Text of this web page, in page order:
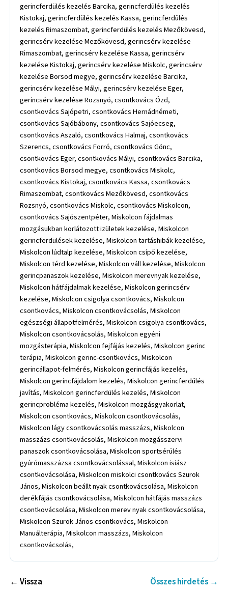
gerincferdülés kezelés Barcika, gerincferdülés kezelés
Kistokaj, gerincferdülés kezelés Kassa, gerincferdülés
kezelés Rimaszombat, gerincferdülés kezelés Mezőkövesd,
gerincsérv kezelése Mezőkövesd, gerincsérv kezelése
Rimaszombat, gerincsérv kezelése Kassa, gerincsérv
kezelése Kistokaj, gerincsérv kezelése Miskolc, gerincsérv
kezelése Borsod megye, gerincsérv kezelése Barcika,
gerincsérv kezelése Mályi, gerincsérv kezelése Eger,
gerincsérv kezelése Rozsnyó, csontkovács Ózd,
csontkovács Sajópetri, csontkovács Hernádnémeti,
csontkovács Sajóbábony, csontkovács Sajóecseg,
csontkovács Aszaló, csontkovács Halmaj, csontkovács
Szerencs, csontkovács Forró, csontkovács Gönc,
csontkovács Eger, csontkovács Mályi, csontkovács Barcika,
csontkovács Borsod megye, csontkovács Miskolc,
csontkovács Kistokaj, csontkovács Kassa, csontkovács
Rimaszombat, csontkovács Mezőkövesd, csontkovács
Rozsnyó, csontkovács Miskolc, csontkovács Miskolcon,
csontkovács Sajószentpéter, Miskolcon fájdalmas
mozgásukban korlátozott izületek kezelése, Miskolcon
gerincferdülések kezelése, Miskolcon tartáshibák kezelése,
Miskolcon lúdtalp kezelése, Miskolcon csípő kezelése,
Miskolcon térd kezelése, Miskolcon váll kezelése, Miskolcon
gerincpanaszok kezelése, Miskolcon merevnyak kezelése,
Miskolcon hátfájdalmak kezelése, Miskolcon gerincsérv
kezelése, Miskolcon csigolya csontkovács, Miskolcon
csontkovács, Miskolcon csontkovácsolás, Miskolcon
egészségi állapotfelmérés, Miskolcon csigolya csontkovács,
Miskolcon csontkovácsolás, Miskolcon egyéni
mozgásterápia, Miskolcon fejfájás kezelés, Miskolcon gerinc
terápia, Miskolcon gerinc-csontkovács, Miskolcon
gerincállapot-felmérés, Miskolcon gerincfájás kezelés,
Miskolcon gerincfájdalom kezelés, Miskolcon gerincferdülés
javítás, Miskolcon gerincferdülés kezelés, Miskolcon
gerincprobléma kezelés, Miskolcon mozgásgyakorlat,
Miskolcon csontkovács, Miskolcon csontkovácsolás,
Miskolcon lágy csontkovácsolás masszázs, Miskolcon
masszázs csontkovácsolás, Miskolcon mozgásszervi
panaszok csontkovácsolása, Miskolcon sportsérülés
gyúrómasszázsa csontkovácsolással, Miskolcon isiász
csontkovácsolása, Miskolcon miskolci csontkovács Szurok
János, Miskolcon beállt nyak csontkovácsolása, Miskolcon
derékfájás csontkovácsolása, Miskolcon hátfájás masszázs
csontkovácsolása, Miskolcon merev nyak csontkovácsolása,
Miskolcon Szurok János csontkovács, Miskolcon
Manuálterápia, Miskolcon masszázs, Miskolcon
csontkovácsolás,
← Vissza Összes hirdetés →